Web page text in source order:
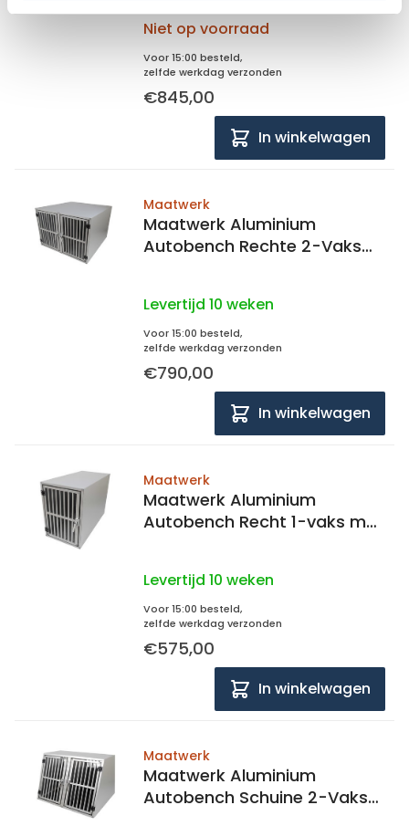
Niet op voorraad
Voor 15:00 besteld,
zelfde werkdag verzonden
€845,00
In winkelwagen
Maatwerk
Maatwerk Aluminium
Autobench Rechte 2-Vaks
Levertijd 10 weken
Voor 15:00 besteld,
zelfde werkdag verzonden
€790,00
In winkelwagen
Maatwerk
Maatwerk Aluminium
Autobench Recht 1-vaks met
Levertijd 10 weken
Voor 15:00 besteld,
zelfde werkdag verzonden
€575,00
In winkelwagen
Maatwerk
Maatwerk Aluminium
Autobench Schuine 2-Vaks